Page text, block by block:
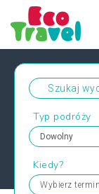
Typ podróży
Kiedy?
Wybierz termin